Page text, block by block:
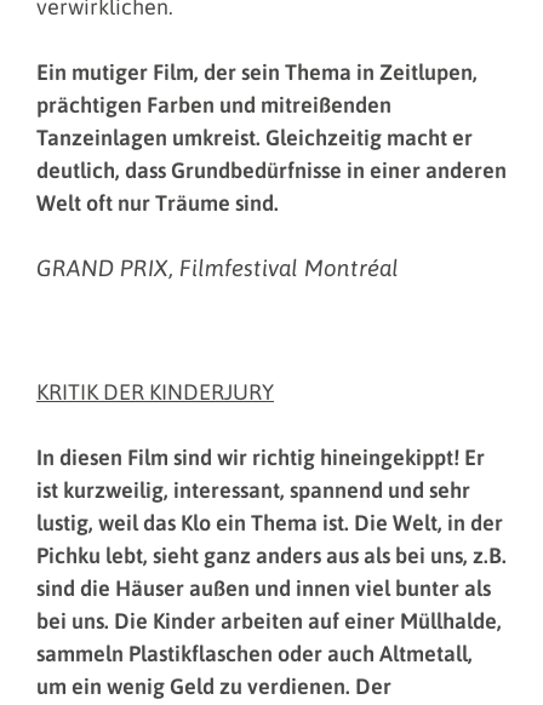
verwirklichen.
Ein mutiger Film, der sein Thema in Zeitlupen,
prächtigen Farben und mitreißenden
Tanzeinlagen umkreist. Gleichzeitig macht er
deutlich, dass Grundbedürfnisse in einer anderen
Welt oft nur Träume sind.
GRAND PRIX, Filmfestival Montréal
KRITIK DER KINDERJURY
In diesen Film sind wir richtig hineingekippt! Er
ist kurzweilig, interessant, spannend und sehr
lustig, weil das Klo ein Thema ist. Die Welt, in der
Pichku lebt, sieht ganz anders aus als bei uns, z.B.
sind die Häuser außen und innen viel bunter als
bei uns. Die Kinder arbeiten auf einer Müllhalde,
sammeln Plastikflaschen oder auch Altmetall,
um ein wenig Geld zu verdienen. Der